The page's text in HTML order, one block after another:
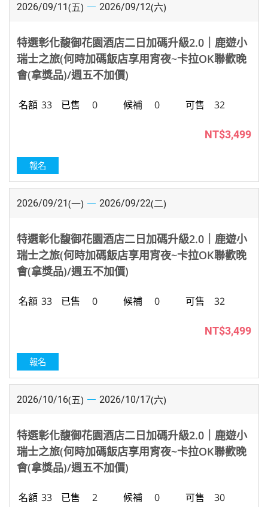
2026/09/11(五) 2026/09/12(六)
特選彰化馥御花園酒店二日加碼升級2.0｜鹿遊小
瑞士之旅(何時加碼飯店享用宵夜~卡拉OK聯歡晚
會(拿獎品)/週五不加價)
33 0 0 32
NT$3,499
報名
2026/09/21(一) 2026/09/22(二)
特選彰化馥御花園酒店二日加碼升級2.0｜鹿遊小
瑞士之旅(何時加碼飯店享用宵夜~卡拉OK聯歡晚
會(拿獎品)/週五不加價)
33 0 0 32
NT$3,499
報名
2026/10/16(五) 2026/10/17(六)
特選彰化馥御花園酒店二日加碼升級2.0｜鹿遊小
瑞士之旅(何時加碼飯店享用宵夜~卡拉OK聯歡晚
會(拿獎品)/週五不加價)
33 2 0 30